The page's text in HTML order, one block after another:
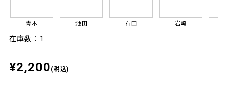
青木 池田 石田 岩崎
在庫数：1
¥2,200 (税込)